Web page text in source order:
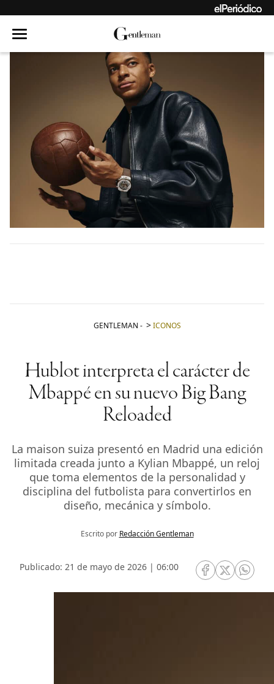
GENTLEMAN - ICONOS
Hublot interpreta el carácter de
Mbappé en su nuevo Big Bang
Reloaded
La maison suiza presentó en Madrid una edición
limitada creada junto a Kylian Mbappé, un reloj
que toma elementos de la personalidad y
disciplina del futbolista para convertirlos en
diseño, mecánica y símbolo.
Escrito por Redacción Gentleman
Publicado: 21 de mayo de 2026 | 06:00
RRSS Facebook
RRSSRRSS